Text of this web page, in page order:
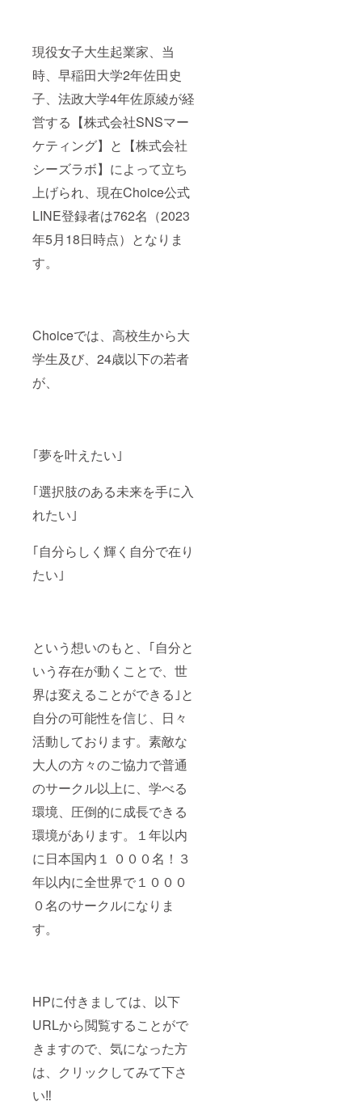
現役女子大生起業家、当
時、早稲田大学2年佐田史
子、法政大学4年佐原綾が経
営する【株式会社SNSマー
ケティング】と【株式会社
シーズラボ】によって立ち
上げられ、現在Choice公式
LINE登録者は762名（2023
年5月18日時点）となりま
す。
Choiceでは、高校生から大
学生及び、24歳以下の若者
が、
｢夢を叶えたい｣
｢選択肢のある未来を手に入
れたい｣
｢自分らしく輝く自分で在り
たい｣
という想いのもと、｢自分と
いう存在が動くことで、世
界は変えることができる｣と
自分の可能性を信じ、日々
活動しております。素敵な
大人の方々のご協力で普通
のサークル以上に、学べる
環境、圧倒的に成長できる
環境があります。１年以内
に日本国内１ ０００名！３
年以内に全世界で１０００
０名のサークルになりま
す。
HPに付きましては、以下
URLから閲覧することがで
きますので、気になった方
は、クリックしてみて下さ
い‼️